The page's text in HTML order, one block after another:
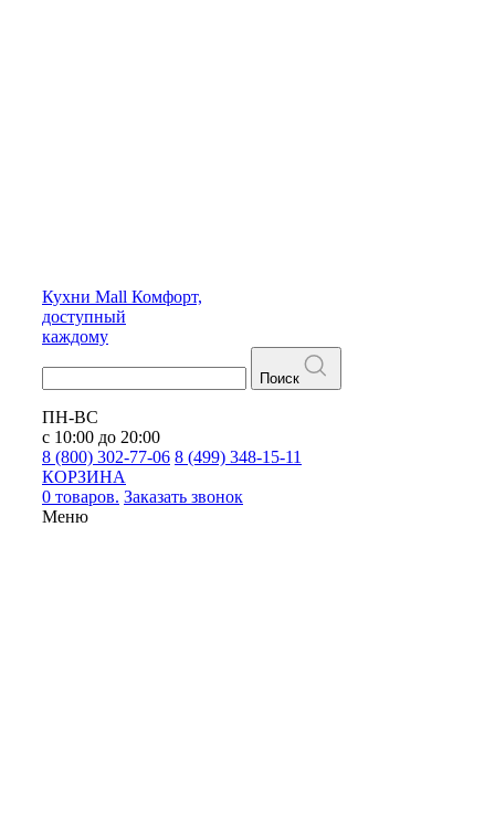
Кухни Mall Комфорт,
доступный
каждому
Поиск
ПН-ВС
с 10:00 до 20:00
8 (800) 302-77-06 8 (499) 348-15-11
КОРЗИНА
0 товаров. Заказать звонок
Меню